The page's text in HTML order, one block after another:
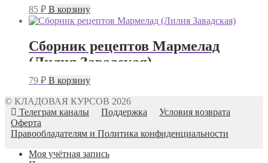
85 ₽ В корзину
Сборник рецептов Мармелад
(Лилия Завадская)
79 ₽ В корзину
© КЛАДОВАЯ КУРСОВ 2026
Телеграм каналы
Поддержка
Условия возврата
Оферта
Правообладателям и Политика конфиденциальности
Моя учётная запись